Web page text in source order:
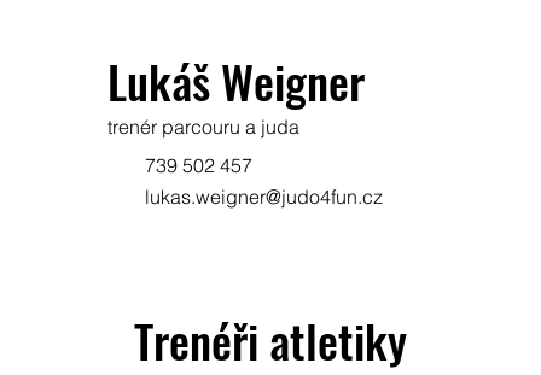
trenér parcouru a juda
739 502 457
lukas.weigner@judo4fun.cz
Lukáš Weigner
Trenéři atletiky